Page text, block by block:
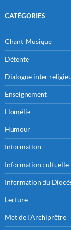
CATÉGORIES
Chant-Musique
Détente
Dialogue inter
Enseignement
Homélie
Humour
Information
Information cultuelle
Information du
Lecture
Mot de l'Archiprêtre